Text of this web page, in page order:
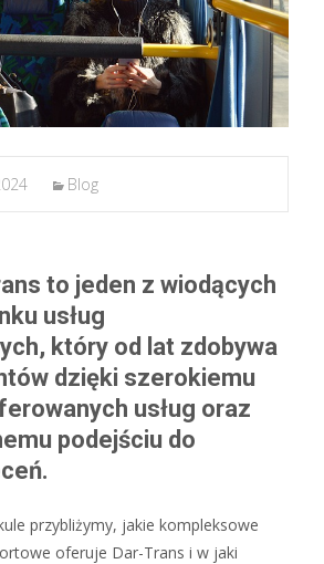
Blog
to jeden z wiodących
usług
który od lat zdobywa
dzięki szerokiemu
usług oraz
podejściu do
przybliżymy, jakie kompleksowe
oferuje Dar-Trans i w jaki